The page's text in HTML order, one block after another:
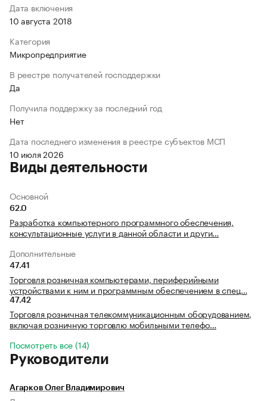
Дата включения
10 августа 2018
Категория
Микропредприятие
В реестре получателей господдержки
Да
Получила поддержку за последний год
Нет
Дата последнего изменения в реестре субъектов МСП
10 июля 2026
Виды деятельности
Основной
62.0
Разработка компьютерного программного обеспечения,
консультационные услуги в данной области и други…
Дополнительные
47.41
Торговля розничная компьютерами, периферийными
устройствами к ним и программным обеспечением в спец…
47.42
Торговля розничная телекоммуникационным оборудованием,
включая розничную торговлю мобильными телефо…
Посмотреть все (14)
Руководители
Агарков Олег Владимирович